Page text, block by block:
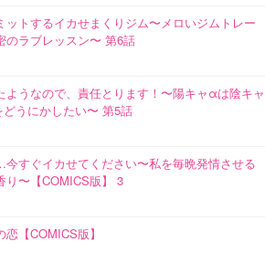
ットするイカせまくりジム〜メロいジムトレー
のラブレッスン〜 第6話
ようなので、責任とります！〜陽キャαは陰キャ
うにかしたい〜 第5話
すぐイカせてください〜私を毎晩発情させる
り〜【COMICS版】 3
恋【COMICS版】